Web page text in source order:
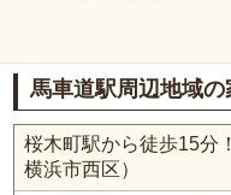
馬車道駅周辺地域
桜木町駅から徒歩15分
横浜市西区）